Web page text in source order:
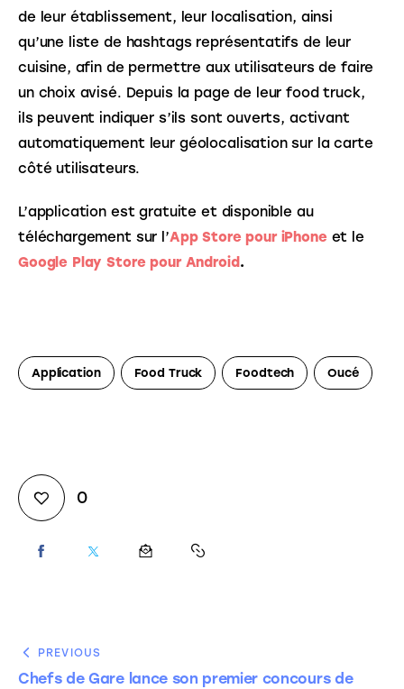
de leur établissement, leur localisation, ainsi
qu’une liste de hashtags représentatifs de leur
cuisine, afin de permettre aux utilisateurs de faire
un choix avisé. Depuis la page de leur food truck,
ils peuvent indiquer s’ils sont ouverts, activant
automatiquement leur géolocalisation sur la carte
côté utilisateurs.
L’application est gratuite et disponible au
téléchargement sur l’App Store pour iPhone et le
Google Play Store pour Android .
Application Food Truck Foodtech Oucé
0
PREVIOUS
Chefs de Gare lance son premier concours de